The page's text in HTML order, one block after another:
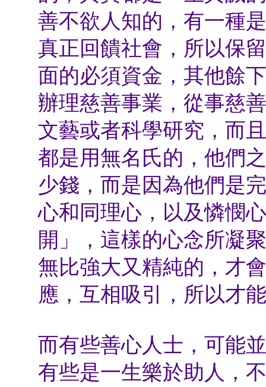
善不欲人知的，有一種
真正回饋社會，所以保
面的必須資金，其他餘
辦理慈善事業，從事慈
文藝或者科學研究，而
都是用無名氏的，他們
少錢，而是因為他們是
心和同理心，以及憐憫
開」，這樣的心念所凝
無比強大又精純的，才
應，互相吸引，所以才
而有些善心人士，可能
有些是一生樂於助人，